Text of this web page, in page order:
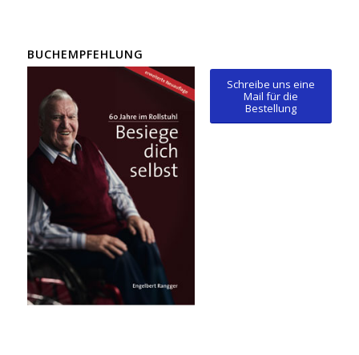
BUCHEMPFEHLUNG
Schreibe uns eine
Mail für die
Bestellung